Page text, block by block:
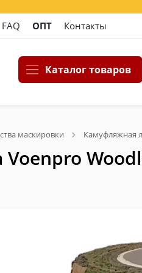
FAQ ОПТ Контакты
Каталог товаров
маскировки Камуфляжная